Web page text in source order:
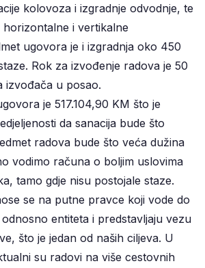
kolovoza i izgradnje odvodnje, te
horizontalne i vertikalne
ugovora je i izgradnja oko 450
Rok za izvođenje radova je 50
izvođača u posao.
je 517.104,90 KM što je
da sanacija bude što
radova bude što veća dužina
vodimo računa o boljim uslovima
tamo gdje nisu postojale staze.
se na putne pravce koji vode do
entiteta i predstavljaju vezu
što je jedan od naših ciljeva. U
su radovi na više cestovnih